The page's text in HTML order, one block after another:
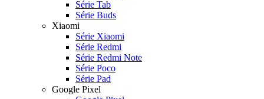
Série Tab
Série Buds
Xiaomi
Série Xiaomi
Série Redmi
Série Redmi Note
Série Poco
Série Pad
Google Pixel